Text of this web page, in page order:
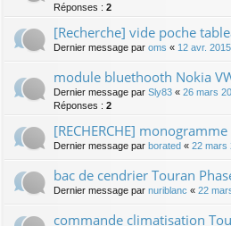
Réponses : 2
[Recherche] vide poche
Dernier message par oms « 12 avr.
module bluethooth Nokia
Dernier message par Sly83 « 26 mars
Réponses : 2
[RECHERCHE]
Dernier message par borated « 22 mars
bac de cendrier Touran
Dernier message par nuriblanc « 22
commande climatisation